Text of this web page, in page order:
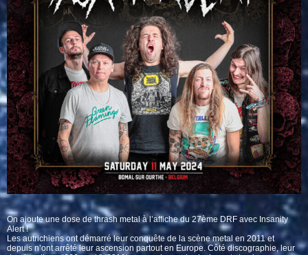
On ajoute une dose de thrash metal à l’affiche du 27ème DRF avec Insanity
Alert!
Les autrichiens ont démarré leur conquête de la scène metal en 2011 et
depuis n’ont arrêté leur ascension partout en Europe. Côté discographie, leur